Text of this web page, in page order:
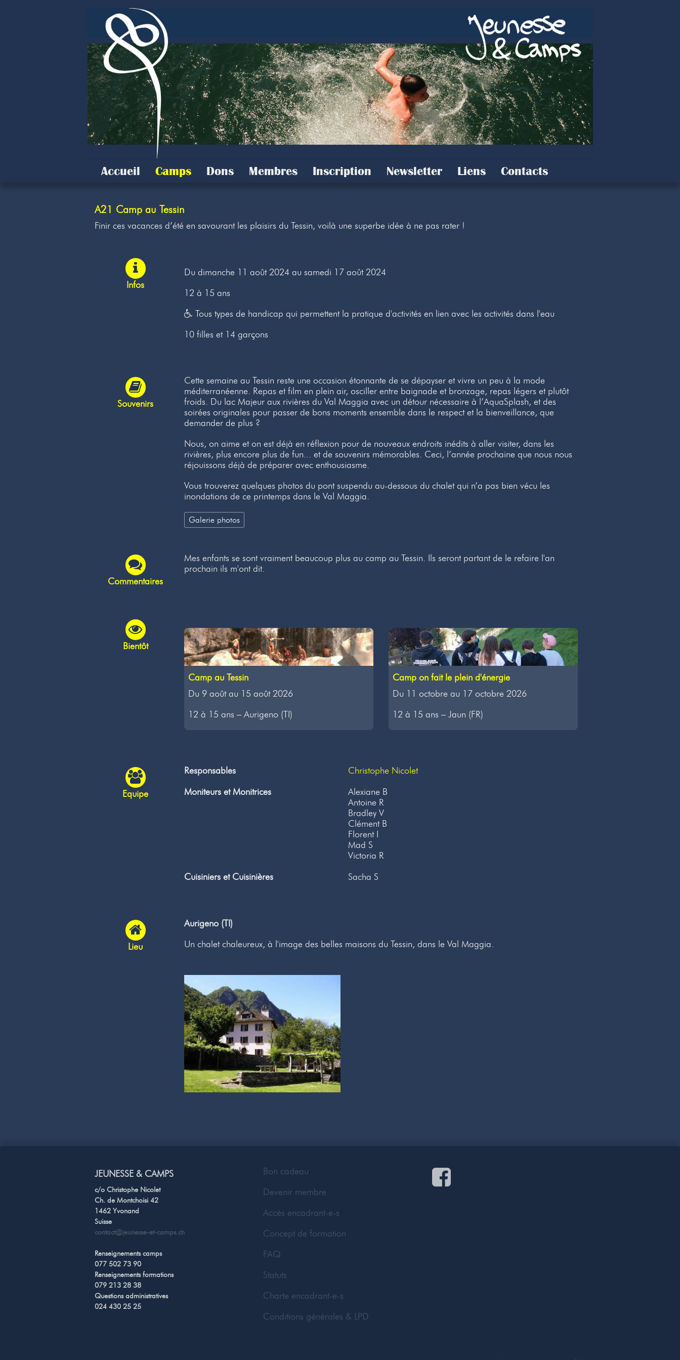
Accueil Camps Dons Membres Inscription Newsletter Liens Contacts
A21 Camp au Tessin
Finir ces vacances d’été en savourant les plaisirs du Tessin, voilà une superbe idée à ne pas rater !
Infos
Du dimanche 11 août 2024 au samedi 17 août 2024
12 à 15 ans
Tous types de handicap qui permettent la pratique d'activités en lien avec les activités dans l'eau
10 filles et 14 garçons
Souvenirs
Cette semaine au Tessin reste une occasion étonnante de se dépayser et vivre un peu à la mode
méditerranéenne. Repas et film en plein air, osciller entre baignade et bronzage, repas légers et plutôt
froids. Du lac Majeur aux rivières du Val Maggia avec un détour nécessaire à l’AquaSplash, et des
soirées originales pour passer de bons moments ensemble dans le respect et la bienveillance, que
demander de plus ?
Nous, on aime et on est déjà en réflexion pour de nouveaux endroits inédits à aller visiter, dans les
rivières, plus encore plus de fun... et de souvenirs mémorables. Ceci, l’année prochaine que nous nous
réjouissons déjà de préparer avec enthousiasme.
Vous trouverez quelques photos du pont suspendu au-dessous du chalet qui n’a pas bien vécu les
inondations de ce printemps dans le Val Maggia.
Galerie photos
Commentaires
Mes enfants se sont vraiment beaucoup plus au camp au Tessin. Ils seront partant de le refaire l'an
prochain ils m'ont dit.
Bientôt
Camp au Tessin
Du 9 août au 15 août 2026
12 à 15 ans – Aurigeno (TI)
Camp on fait le plein d'énergie
Du 11 octobre au 17 octobre 2026
12 à 15 ans – Jaun (FR)
Equipe
Responsables
Christophe Nicolet
Moniteurs et Monitrices
Alexiane B
Antoine R
Bradley V
Clément B
Florent I
Mad S
Victoria R
Cuisiniers et Cuisinières
Sacha S
Lieu
Aurigeno (TI)
Un chalet chaleureux, à l'image des belles maisons du Tessin, dans le Val Maggia.
JEUNESSE & CAMPS
c/o Christophe Nicolet
Ch. de Montchoisi 42
1462 Yvonand
Suisse
contact@jeunesse-et-camps.ch
Renseignements camps
077 502 73 90
Renseignements formations
079 213 28 38
Questions administratives
024 430 25 25
Bon cadeau
Devenir membre
Accès encadrant-e-s
Concept de formation
FAQ
Statuts
Charte encadrant-e-s
Conditions générales & LPD